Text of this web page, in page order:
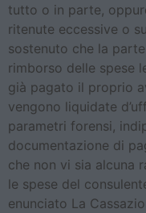
tutto o in parte,
ritenute eccessive o
sostenuto che la
rimborso delle spese
già pagato il proprio
vengono liquidate
parametri forensi,
documentazione di
che non vi sia alcuna
le spese del
enunciato La